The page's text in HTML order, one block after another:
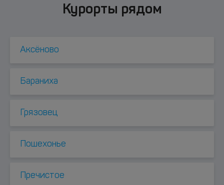
Курорты рядом
Аксёново
Бараниха
Грязовец
Пошехонье
Пречистое